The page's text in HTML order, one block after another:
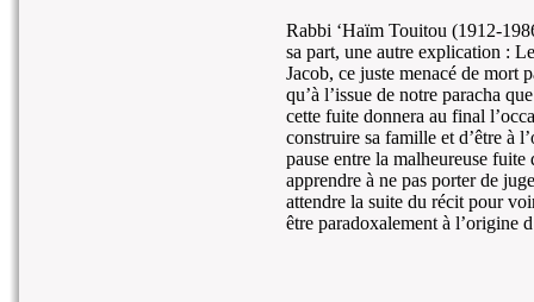
Rabbi ‘Haïm Touitou (1912-
sa part, une autre explication :
Jacob, ce juste menacé de mort
qu’à l’issue de notre paracha
cette fuite donnera au final
construire sa famille et d’être à
pause entre la malheureuse
apprendre à ne pas porter de
attendre la suite du récit pour
être paradoxalement à l’origine